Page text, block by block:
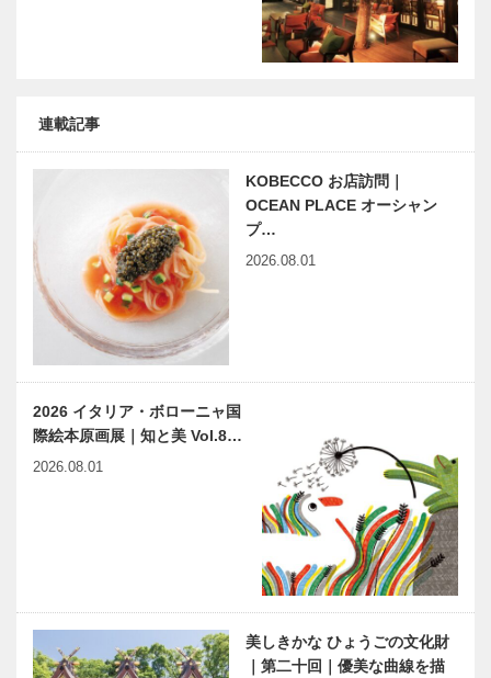
連載記事
KOBECCO お店訪問｜
OCEAN PLACE オーシャン
プ…
2026.08.01
2026 イタリア・ボローニャ国
際絵本原画展｜知と美 Vol.8…
2026.08.01
美しきかな ひょうごの文化財
｜第二十回｜優美な曲線を描